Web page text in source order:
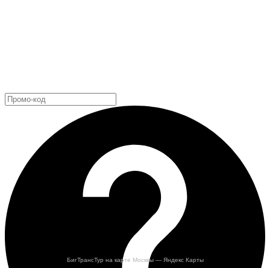
БигТрансТур на карте Москвы — Яндекс Карты